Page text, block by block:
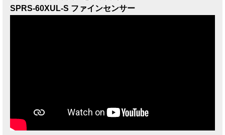
SPRS-60XUL-S ファインセンサー